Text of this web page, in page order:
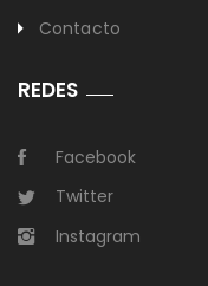
Contacto
REDES
Facebook
Twitter
Instagram